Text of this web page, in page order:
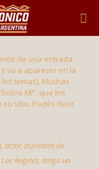
de una entrada
va a aparecer en la
temas). Muchas
Mí”, que los
sitio. Podés decir
actor aspirante de
Ángeles, tengo un